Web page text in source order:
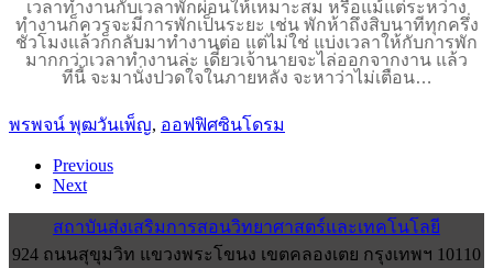
เวลาทำงานกับเวลาพักผ่อนให้เหมาะสม หรือแม้แต่ระหว่าง
ทำงานก็ควรจะมีการพักเป็นระยะ เช่น พักห้าถึงสิบนาทีทุกครึ่ง
ชั่วโมงแล้วก็กลับมาทำงานต่อ แต่ไม่ใช่ แบ่งเวลาให้กับการพัก
มากกว่าเวลาทำงานล่ะ เดี๋ยวเจ้านายจะไล่ออกจากงาน แล้ว
ทีนี้ จะมานั่งปวดใจในภายหลัง จะหาว่าไม่เตือน…
พรพจน์ พุฒวันเพ็ญ, ออฟฟิศซินโดรม
Previous
Next
สถาบันส่งเสริมการสอนวิทยาศาสตร์และเทคโนโลยี
924 ถนนสุขุมวิท แขวงพระโขนง เขตคลองเตย กรุงเทพฯ 10110